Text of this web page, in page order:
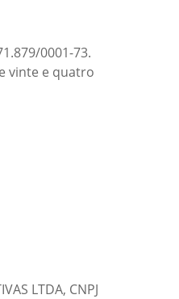
0001-73.
vinte e quatro
LTDA, CNPJ